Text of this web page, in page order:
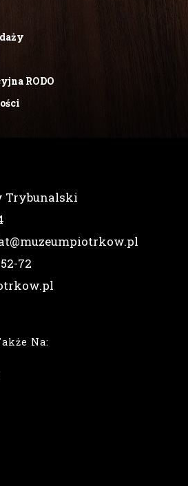
RODO
Trybunalski
72
Na: